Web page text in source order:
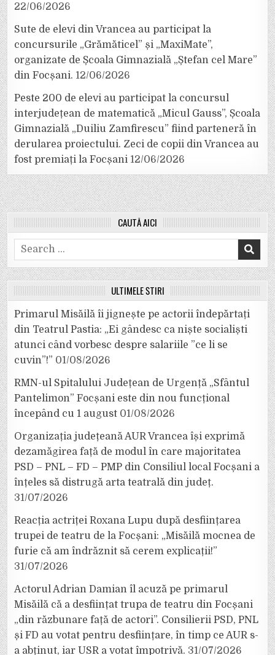
22/06/2026
Sute de elevi din Vrancea au participat la
concursurile „Grămăticel” și „MaxiMate”,
organizate de Școala Gimnazială „Ștefan cel Mare”
din Focșani. 12/06/2026
Peste 200 de elevi au participat la concursul
interjudețean de matematică „Micul Gauss”, Școala
Gimnazială „Duiliu Zamfirescu” fiind parteneră în
derularea proiectului. Zeci de copii din Vrancea au
fost premiați la Focșani 12/06/2026
CAUTĂ AICI
Search
for:
ULTIMELE ȘTIRI
Primarul Misăilă îi jignește pe actorii îndepărtați
din Teatrul Pastia: „Ei gândesc ca niște socialiști
atunci când vorbesc despre salariile ”ce li se
cuvin”!” 01/08/2026
RMN-ul Spitalului Județean de Urgență „Sfântul
Pantelimon” Focșani este din nou funcțional
începând cu 1 august 01/08/2026
Organizația județeană AUR Vrancea își exprimă
dezamăgirea față de modul în care majoritatea
PSD – PNL – FD – PMP din Consiliul local Focșani a
înțeles să distrugă arta teatrală din județ.
31/07/2026
Reacția actriței Roxana Lupu după desființarea
trupei de teatru de la Focșani: „Misăilă mocnea de
furie că am îndrăznit să cerem explicații!”
31/07/2026
Actorul Adrian Damian îl acuză pe primarul
Misăilă că a desființat trupa de teatru din Focșani
„din răzbunare față de actori”. Consilierii PSD, PNL
și FD au votat pentru desființare, în timp ce AUR s-
a abținut, iar USR a votat împotrivă. 31/07/2026